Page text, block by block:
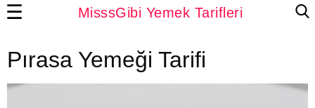
MisssGibi Yemek Tarifleri
☰
Pırasa Yemeği Tarifi